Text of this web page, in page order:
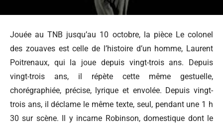
Jouée au TNB jusqu’au 10 octobre, la pièce Le colonel
des zouaves est celle de l’histoire d’un homme, Laurent
Poitrenaux, qui la joue depuis vingt-trois ans. Depuis
vingt-trois ans, il répète cette même gestuelle,
chorégraphiée, précise, lyrique et envolée. Depuis vingt-
trois ans, il déclame le même texte, seul, pendant une 1 h
30 sur scène. Il y incarne Robinson, domestique dont le